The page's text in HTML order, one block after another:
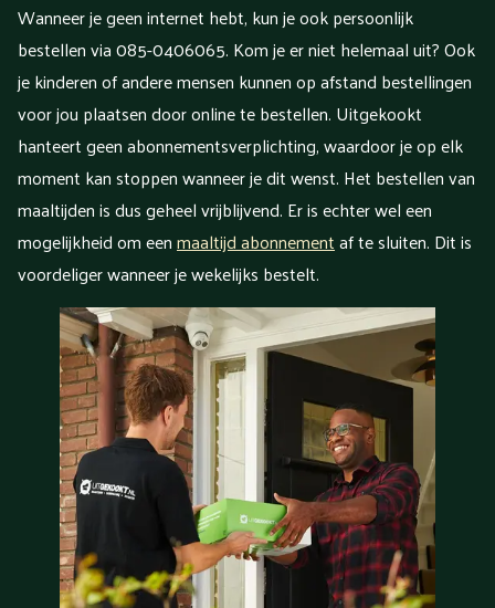
Wanneer je geen internet hebt, kun je ook persoonlijk
bestellen via 085-0406065. Kom je er niet helemaal uit? Ook
je kinderen of andere mensen kunnen op afstand bestellingen
voor jou plaatsen door online te bestellen. Uitgekookt
hanteert geen abonnementsverplichting, waardoor je op elk
moment kan stoppen wanneer je dit wenst. Het bestellen van
maaltijden is dus geheel vrijblijvend. Er is echter wel een
mogelijkheid om eenmaaltijd abonnementaf te sluiten. Dit is
voordeliger wanneer je wekelijks bestelt.